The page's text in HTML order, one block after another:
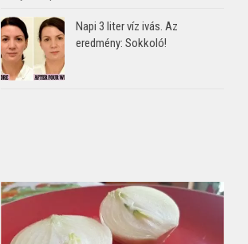
Napi 3 liter víz ivás. Az
eredmény: Sokkoló!